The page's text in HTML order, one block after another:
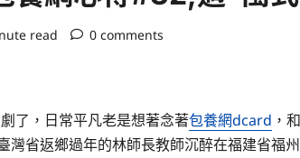
read 0 comments
了，日常平凡老是想著念著包養網dcard ，
灣省返鄉過年的林師長教師沉醉在福建省福